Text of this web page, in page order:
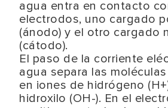
agua entra en contacto
electrodos, uno cargado
(ánodo) y el otro cargado
(cátodo).
El paso de la corriente
agua separa las
en iones de hidrógeno
hidroxilo (OH-). En el